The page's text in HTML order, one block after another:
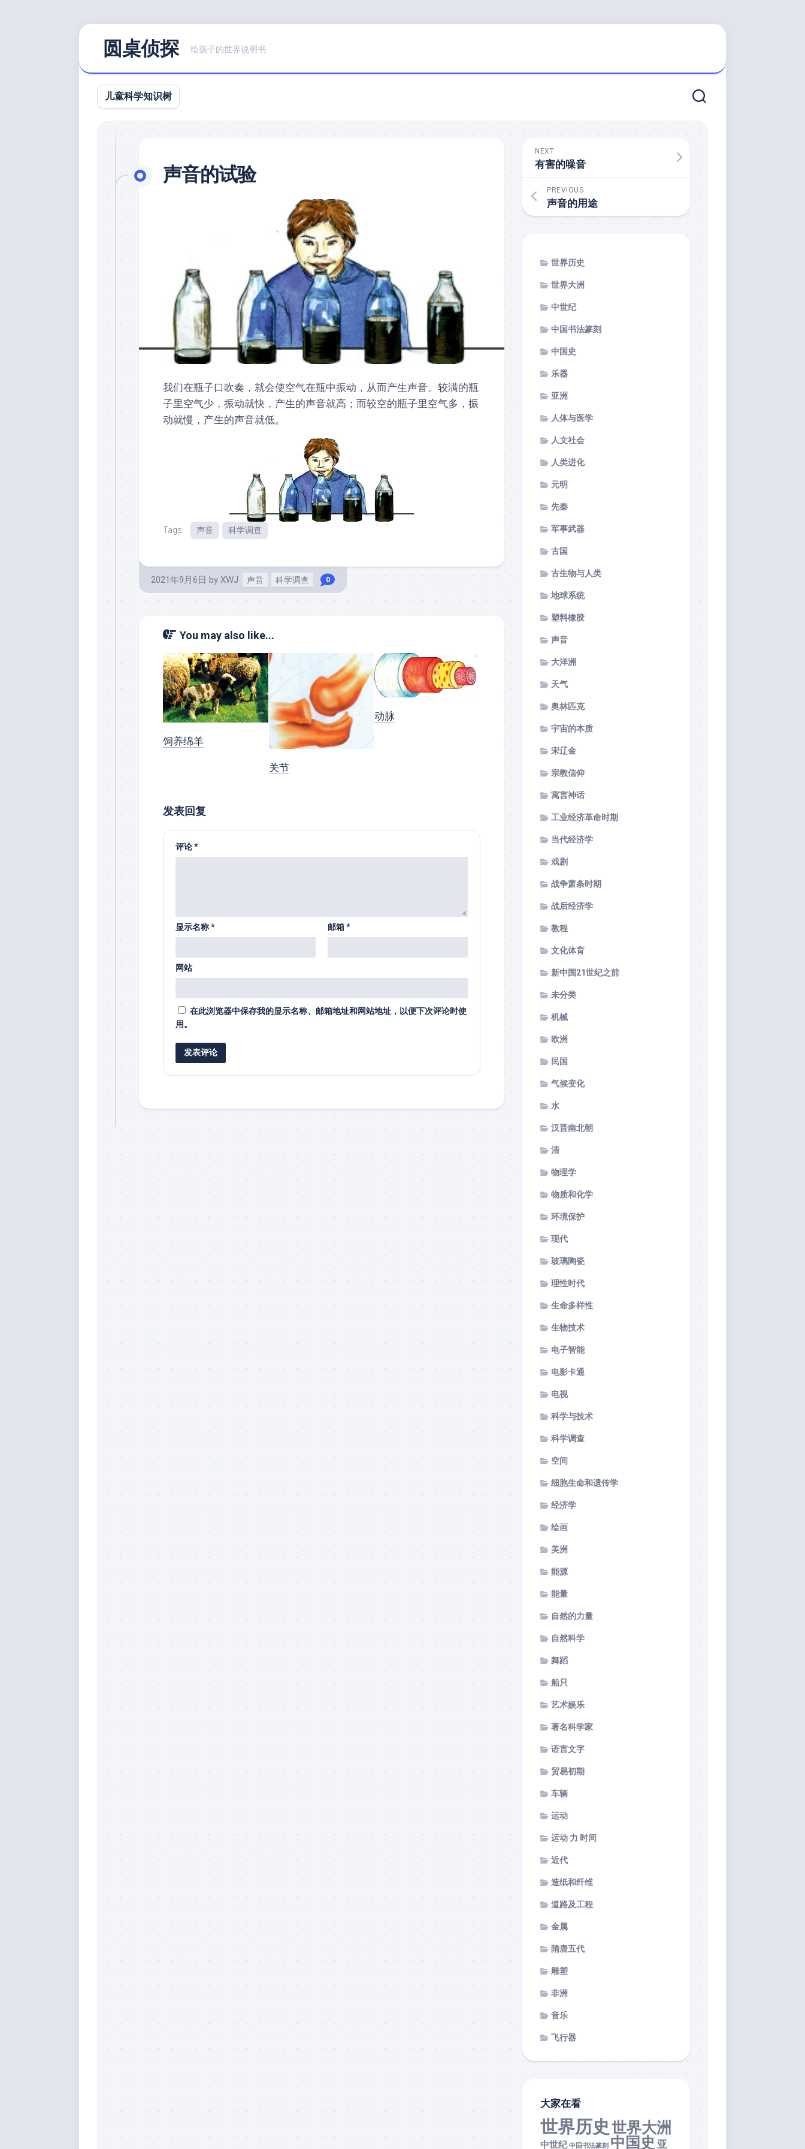
圆桌侦探 给孩子的世界说明书
儿童科学知识树
声音的试验
我们在瓶子口吹奏，就会使空气在瓶中振动，从而产生声音。较满的瓶
子里空气少，振动就快，产生的声音就高；而较空的瓶子里空气多，振
动就慢，产生的声音就低。
Tags: 声音 科学调查
2021年9月6日 by XWJ 声音 科学调查 0
You may also like...
饲养绵羊
关节
动脉
发表回复
评论*
显示名称* 邮箱*
网站
在此浏览器中保存我的显示名称、邮箱地址和网站地址，以便下次评论时使
用。
NEXT
有害的噪音
PREVIOUS
声音的用途
世界历史
世界大洲
中世纪
中国书法篆刻
中国史
乐器
亚洲
人体与医学
人文社会
人类进化
元明
先秦
军事武器
古国
古生物与人类
地球系统
塑料橡胶
声音
大洋洲
天气
奥林匹克
宇宙的本质
宋辽金
宗教信仰
寓言神话
工业经济革命时期
当代经济学
戏剧
战争萧条时期
战后经济学
教程
文化体育
新中国21世纪之前
未分类
机械
欧洲
民国
气候变化
水
汉晋南北朝
清
物理学
物质和化学
环境保护
现代
玻璃陶瓷
理性时代
生命多样性
生物技术
电子智能
电影卡通
电视
科学与技术
科学调查
空间
细胞生命和遗传学
经济学
绘画
美洲
能源
能量
自然的力量
自然科学
舞蹈
船只
艺术娱乐
著名科学家
语言文字
贸易初期
车辆
运动
运动 力 时间
近代
造纸和纤维
道路及工程
金属
隋唐五代
雕塑
非洲
音乐
飞行器
大家在看
世界历史 世界大洲
中世纪 中国书法篆刻 中国史 亚